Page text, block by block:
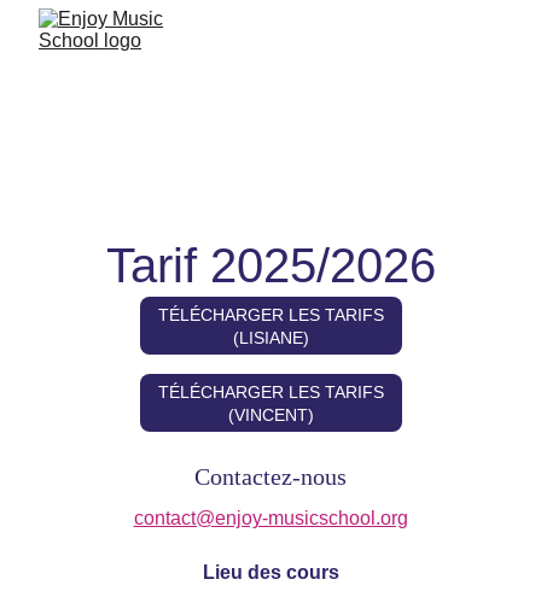
Tarif 2025/2026
TÉLÉCHARGER LES TARIFS
(LISIANE)
TÉLÉCHARGER LES TARIFS
(VINCENT)
Contactez-nous
contact@enjoy-musicschool.org
Lieu des cours